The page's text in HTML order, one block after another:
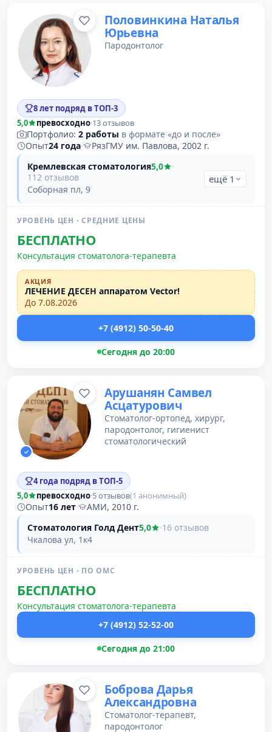
Половинкина Наталья
Юрьевна
Пародонтолог
8 лет подряд в ТОП-3
5,0
превосходно·13 отзывов
Портфолио: 2 работы в формате «до и после»
Опыт24 года·
РязГМУ им. Павлова, 2002 г.
Кремлевская стоматология5,0
·
112 отзывов
Соборная пл, 9
ещё 1
УРОВЕНЬ ЦЕН - СРЕДНИЕ ЦЕНЫ
БЕСПЛАТНО
Консультация стоматолога-терапевта
АКЦИЯ
ЛЕЧЕНИЕ ДЕСЕН аппаратом Vector!
До 7.08.2026
+7 (4912) 50-50-40
Сегодня до 20:00
Арушанян Самвел
Асцатурович
Стоматолог-ортопед, хирург,
пародонтолог, гигиенист
стоматологический
4 года подряд в ТОП-5
5,0
превосходно·5 отзывов(1 анонимный)
Опыт16 лет·
АМИ, 2010 г.
Стоматология Голд Дент5,0 ·16 отзывов
Чкалова ул, 1к4
УРОВЕНЬ ЦЕН - ПО ОМС
БЕСПЛАТНО
Консультация стоматолога-терапевта
+7 (4912) 52-52-00
Сегодня до 21:00
Боброва Дарья
Александровна
Стоматолог-терапевт,
пародонтолог